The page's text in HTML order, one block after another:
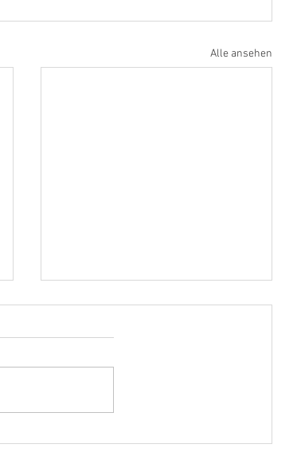
Alle ansehen